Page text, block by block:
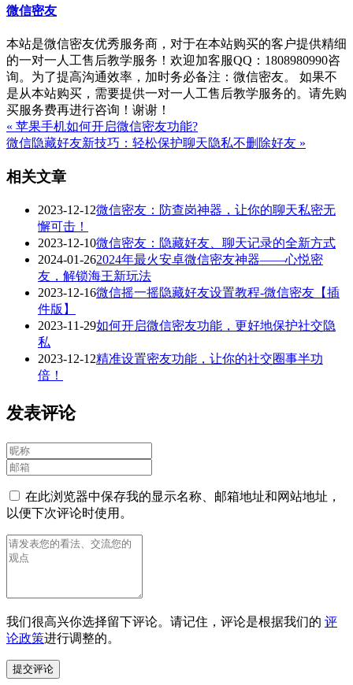
微信密友
本站是微信密友优秀服务商，对于在本站购买的客户提供精细
的一对一人工售后教学服务！欢迎加客服QQ：1808980990咨
询。为了提高沟通效率，加时务必备注：微信密友。 如果不
是从本站购买，需要提供一对一人工售后教学服务的。请先购
买服务费再进行咨询！谢谢！
« 苹果手机如何开启微信密友功能?
微信隐藏好友新技巧：轻松保护聊天隐私不删除好友 »
相关文章
2023-12-12微信密友：防查岗神器，让你的聊天私密无
懈可击！
2023-12-10微信密友：隐藏好友、聊天记录的全新方式
2024-01-262024年最火安卓微信密友神器——心悦密
友，解锁海王新玩法
2023-12-16微信摇一摇隐藏好友设置教程-微信密友【插
件版】
2023-11-29如何开启微信密友功能，更好地保护社交隐
私
2023-12-12精准设置密友功能，让你的社交圈事半功
倍！
发表评论
在此浏览器中保存我的显示名称、邮箱地址和网站地址，
以便下次评论时使用。
我们很高兴你选择留下评论。请记住，评论是根据我们的 评
论政策进行调整的。